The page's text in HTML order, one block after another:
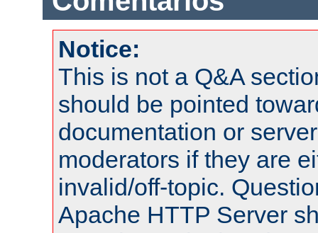
Notice:
This is not a Q&A
should be pointed
documentation or
moderators if they are
invalid/off-topic.
Apache HTTP Server